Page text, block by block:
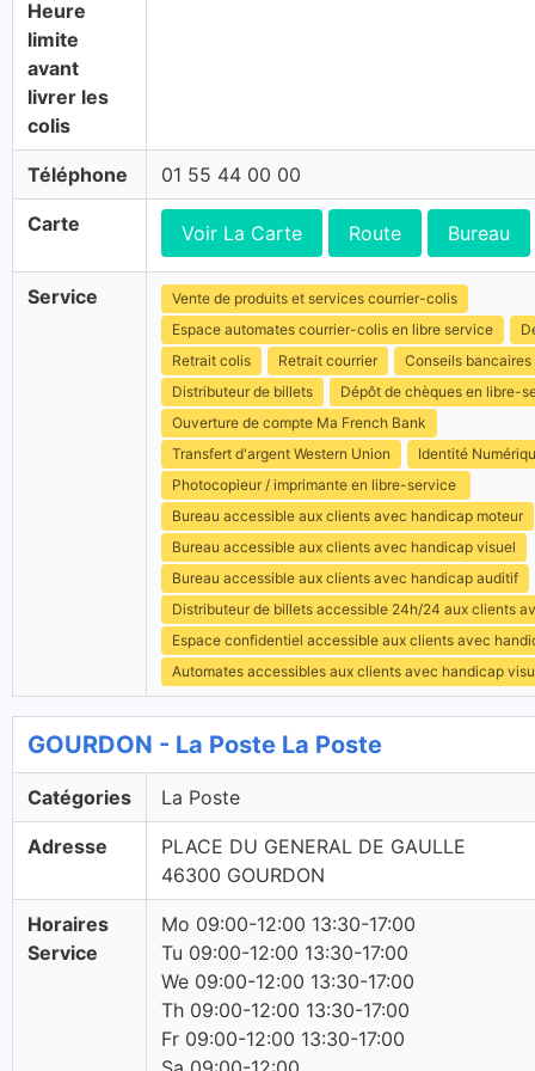
Heure
limite
avant
livrer les
colis
Téléphone 01 55 44 00 00
Carte Voir La Carte Route Bureau
Service
Vente de produits et services courrier-colis
Espace automates courrier-colis en libre service
Retrait colis
Retrait courrier
Conseils bancaires
Distributeur de billets
Dépôt de chèques en libre-
Ouverture de compte Ma French Bank
Transfert d'argent Western Union
Identité
Photocopieur / imprimante en libre-service
Bureau accessible aux clients avec handicap moteur
Bureau accessible aux clients avec handicap visuel
Bureau accessible aux clients avec handicap auditif
Distributeur de billets accessible 24h/24 aux clients
Espace confidentiel accessible aux clients avec
Automates accessibles aux clients avec handicap
GOURDON - La Poste La Poste
Catégories La Poste
Adresse
PLACE DU GENERAL DE GAULLE
46300 GOURDON
Horaires
Service
Mo 09:00-12:00 13:30-17:00
Tu 09:00-12:00 13:30-17:00
We 09:00-12:00 13:30-17:00
Th 09:00-12:00 13:30-17:00
Fr 09:00-12:00 13:30-17:00